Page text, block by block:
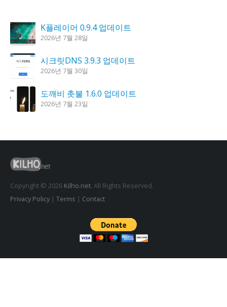
K플레이어 0.9.4 업데이트
2026년 7월 28일
시크릿DNS 3.9.3 업데이트
2026년 7월 30일
도깨비 촛불 1.6.0 업데이트
2026년 7월 23일
홈페이지 리뉴얼 작업 완료
2026년 8월 7일
Copyright © 2026 Kilho.net. All Rights Reserved.
Privacy Policy| Terms | Contact